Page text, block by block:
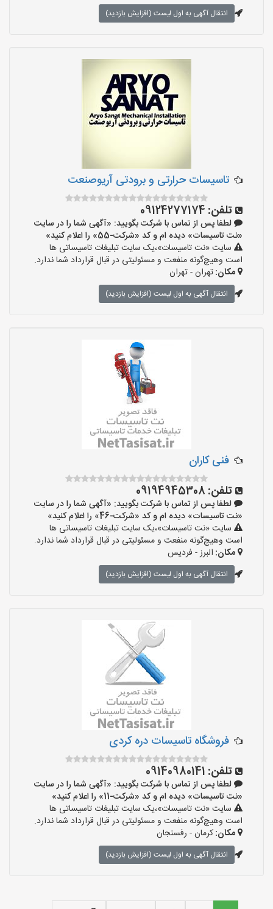
انتقال آگهی به اول لیست (افزایش بازدید)
تاسیسات حرارتی و برودتی آریوصنعت
تلفن: 09124277174
لطفا پس از تماس با شرکت بگویید: «آگهی شما را در سایت
«نت تاسیسات» دیده ام و کد «شرکت-55» را اعلام کنید»
سایت «نت تاسیسات»،یک سایت تبلیغات تاسیساتی ها
است وهیچ‌گونه منفعت و مسئولیتی در قبال قرارداد شما ندارد.
مکان:تهران - تهران
انتقال آگهی به اول لیست (افزایش بازدید)
فنی کاران
تلفن: 09194945308
لطفا پس از تماس با شرکت بگویید: «آگهی شما را در سایت
«نت تاسیسات» دیده ام و کد «شرکت-46» را اعلام کنید»
سایت «نت تاسیسات»،یک سایت تبلیغات تاسیساتی ها
است وهیچ‌گونه منفعت و مسئولیتی در قبال قرارداد شما ندارد.
مکان: البرز - فردیس
انتقال آگهی به اول لیست (افزایش بازدید)
‌فروشگاه تاسیسات دره کردی
تلفن: 09140980141
لطفا پس از تماس با شرکت بگویید: «آگهی شما را در سایت
«نت تاسیسات» دیده ام و کد «شرکت-11» را اعلام کنید»
سایت «نت تاسیسات»،یک سایت تبلیغات تاسیساتی ها
است وهیچ‌گونه منفعت و مسئولیتی در قبال قرارداد شما ندارد.
مکان:کرمان - رفسنجان
انتقال آگهی به اول لیست (افزایش بازدید)